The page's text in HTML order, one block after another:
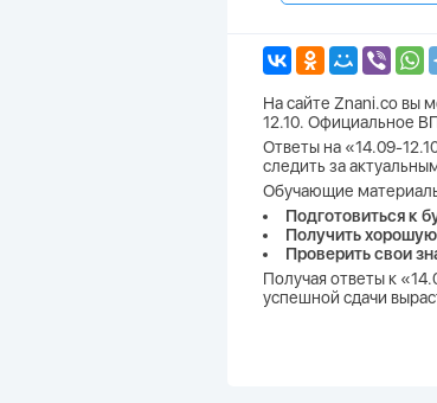
На сайте Znani.co вы
12.10. Официальное
Ответы на «14.09-
следить за
Обучающие
Подготовиться к
Получить
Проверить свои
Получая ответы к
успешной сдачи